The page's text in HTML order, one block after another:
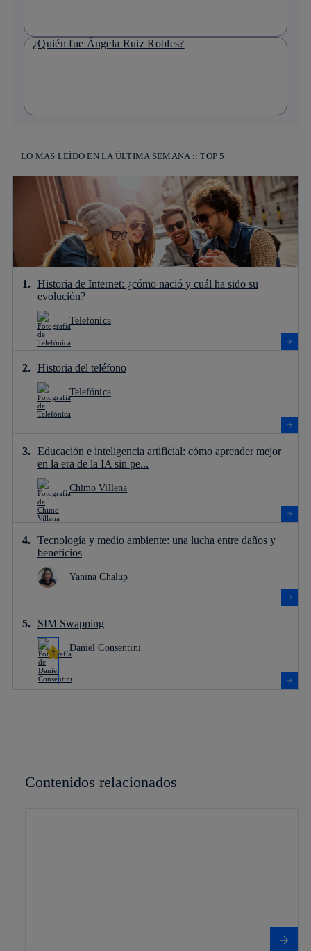
¿Quién fue Ángela Ruiz Robles?
LO MÁS LEÍDO EN LA ÚLTIMA SEMANA :: TOP 5
Historia de Internet: ¿cómo nació y cuál ha sido su
evolución?
Telefónica
Historia del teléfono
Telefónica
Educación e inteligencia artificial: cómo aprender mejor
en la era de la IA sin pe...
Chimo Villena
Tecnología y medio ambiente: una lucha entre daños y
beneficios
Yanina Chalup
SIM Swapping
Daniel Consentini
Contenidos relacionados